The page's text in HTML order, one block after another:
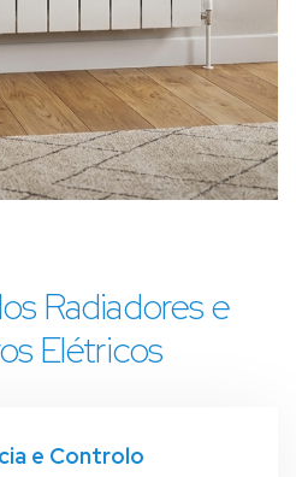
Radiadores e
Elétricos
e Controlo